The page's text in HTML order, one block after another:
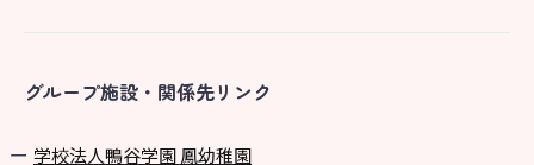
グループ施設・関係先リンク
学校法⼈鴨⾕学園 鳳幼稚園